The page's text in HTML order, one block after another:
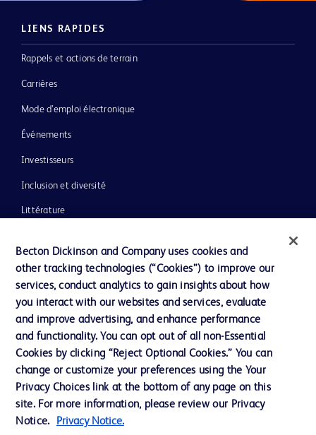
LIENS RAPIDES
Rappels et actions de terrain
Carrières
Mode d’emploi électronique
Événements
Investisseurs
Inclusion et diversité
Littérature
Notre entreprise
Éthique et conformité
Assistance
Nous contacter
Préférences en matière de cookies
Confidentialité
Becton Dickinson and Company uses cookies and
other tracking technologies (“Cookies”) to improve our
services, conduct analytics to gain insights about how
you interact with our websites and services, evaluate
and improve advertising, and enhance performance
and functionality. You can opt out of all non-Essential
Cookies by clicking “Reject Optional Cookies.” You can
change or customize your preferences using the Your
Privacy Choices link at the bottom of any page on this
site. For more information, please review our Privacy
Notice.
Privacy Notice.